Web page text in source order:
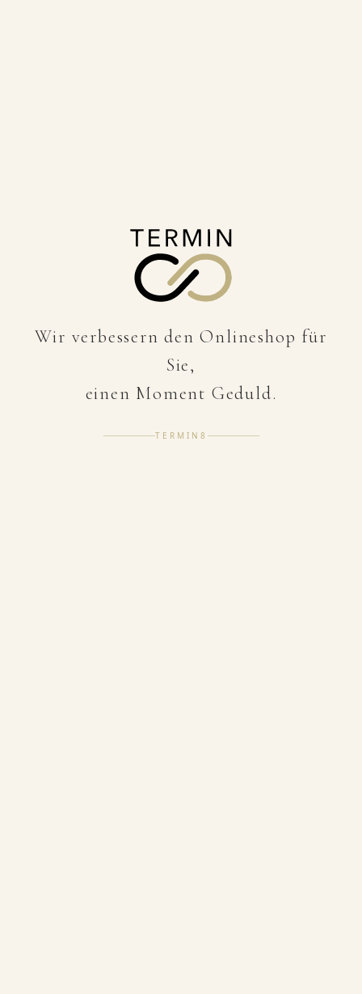
Wir verbessern den Onlineshop für
Sie,
einen Moment Geduld.
TERMIN8